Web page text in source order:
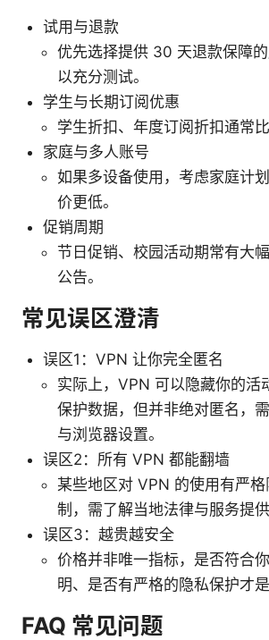
试用与退款
优先选择提供 30 天退款保障
以充分测试。
学生与长期订阅优惠
学生折扣、年度订阅折扣通常比
家庭与多人账号
如果多设备使用，考虑家庭计
价更低。
促销周期
节日促销、校园活动期常有大
公告。
常见误区澄清
误区1：VPN 让你完全匿名
实际上，VPN 可以隐藏你的活
保护数据，但并非绝对匿名，
与浏览器设置。
误区2：所有 VPN 都能翻墙
某些地区对 VPN 的使用有严
制，需了解当地法律与服务提
误区3：越贵越安全
价格并非唯一指标，是否符合
明、是否有严格的隐私保护才是
FAQ 常见问题